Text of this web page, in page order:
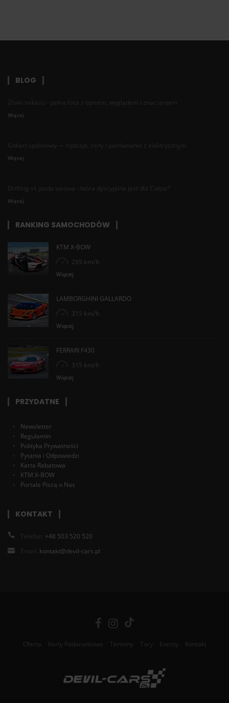
BLOG
Znaki nakazu - pełna lista z opisem, wyglądem i znaczeniem
Więcej
Gokart spalinowy — rodzaje, ceny i porównanie z elektrycznym
Więcej
Drifting vs jazda torowa - która dyscyplina jest dla Ciebie?
Więcej
RANKING SAMOCHODÓW
KTM X-BOW
295 km/h
Więcej
LAMBORGHINI GALLARDO
315 km/h
Więcej
FERRARI F430
315 km/h
Więcej
PRZYDATNE
Newsletter
Regulamin
Polityka Prywatności
Pytania i Odpowiedzi
Karta Rabatowa
KTM X-BOW
Portale Piszą o Nas
KONTAKT
Telefon: +48 503 520 520
Email: kontakt@devil-cars.pl
Oferta Karty Podarunkowe Terminy Tory Eventy Kontakt